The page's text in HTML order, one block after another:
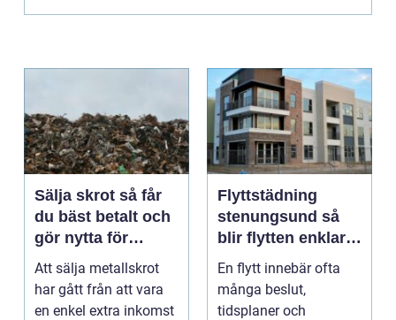
Sälja skrot så får
du bäst betalt och
gör nytta för
miljön
Att sälja metallskrot
har gått från att vara
en enkel extra inkomst
Flyttstädning
stenungsund så
blir flytten enklare
och mer trygg
En flytt innebär ofta
många beslut,
tidsplaner och